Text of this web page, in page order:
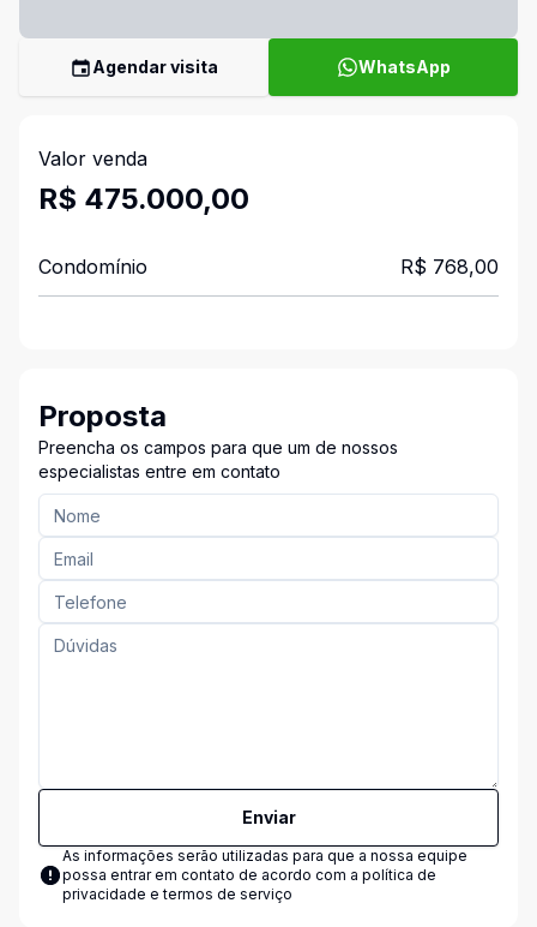
Agendar visita WhatsApp
Valor venda
R$ 475.000,00
Condomínio R$ 768,00
Proposta
Preencha os campos para que um de nossos
especialistas entre em contato
Enviar
As informações serão utilizadas para que a nossa equipe
possa entrar em contato de acordo com a política de
privacidade e termos de serviço